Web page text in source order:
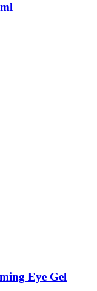
Eye Gel